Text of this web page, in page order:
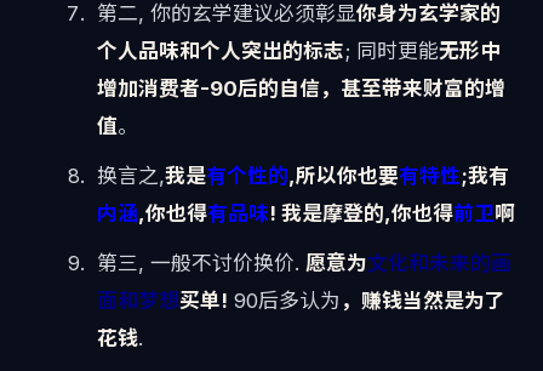
第二, 你的玄学建议必须彰显你身为玄学家的
个人品味和个人突出的标志; 同时更能无形中
增加消费者-90后的自信，甚至带来财富的增
值。
换言之,我是有个性的,所以你也要有特性;我有
内涵,你也得有品味! 我是摩登的,你也得前卫啊
第三, 一般不讨价换价.愿意为文化和未来的画
面和梦想买单! 90后多认为 ，赚钱当然是为了
花钱.